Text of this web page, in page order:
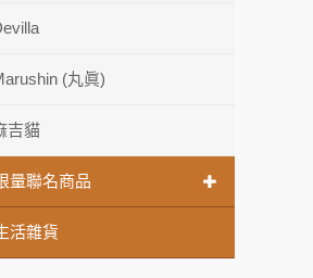
(丸眞)
吉貓
量聯名商品
活雜貨